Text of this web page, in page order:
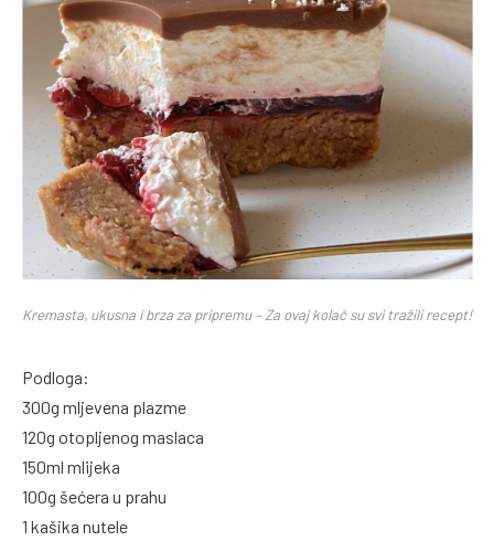
Kremasta, ukusna i brza za pripremu – Za ovaj kolač su svi tražili recept!
Podloga:
300g mljevena plazme
120g otopljenog maslaca
150ml mlijeka
100g šećera u prahu
1 kašika nutele